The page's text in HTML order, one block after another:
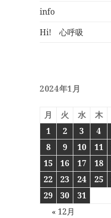
info
Hi! 心呼吸
2024年1月
月 火 水 木
1
2 3 4
8
9 10 11
15
16 17 18
22
23 24 25
29
30
31
« 12月